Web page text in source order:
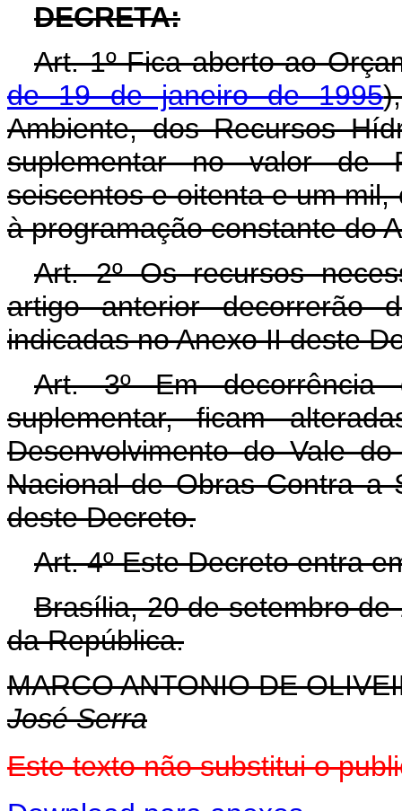
DECRETA:
Art. 1º Fica aberto ao
de 19 de janeiro de 1995
Ambiente, dos Recursos
suplementar no valor de
seiscentos e oitenta e um
à programação constante do
Art. 2º Os recursos
artigo anterior decorrerão
indicadas no Anexo II deste
Art. 3º Em decorrência
suplementar, ficam
Desenvolvimento do Vale
Nacional de Obras Contra a
deste Decreto.
Art. 4º Este Decreto entra
Brasília, 20 de setembro de
da República.
MARCO ANTONIO DE
José Serra
Este texto não substitui o